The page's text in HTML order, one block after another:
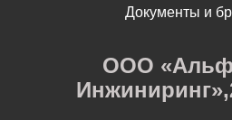
Документы и
ООО